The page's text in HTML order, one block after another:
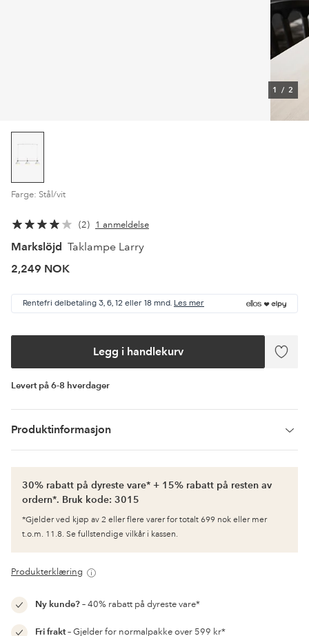
1 / 2
Farge: Stål/vit
2 1 anmeldelse
Markslöjd Taklampe Larry
2,249 NOK
Rentefri delbetaling 3, 6, 12 eller 18 mnd. Les mer
Legg i handlekurv
Legg
Levert på 6-8 hverdager
Produktinformasjon
30% rabatt på dyreste vare* + 15% rabatt på resten av
ordern*. Bruk kode: 3015
*Gjelder ved kjøp av 2 eller flere varer for totalt 699 nok eller mer
t.o.m. 11.8. Se fullstendige vilkår i kassen.
Produkterklæring
Ny kunde?– 40% rabatt på dyreste vare*
Fri frakt– Gjelder for normalpakke over 599 kr*